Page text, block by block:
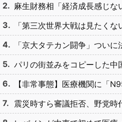
麻生財務相「経済成長感じ
「第三次世界大戦は見たく
「京大タテカン闘争」つい
パリの街並みをコピーした中
【非常事態】医療機関に「
震災時すら審議拒否、野党時